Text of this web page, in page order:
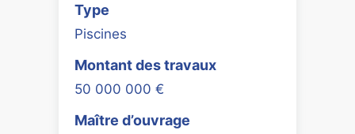
Type
Piscines
Montant des travaux
50 000 000 €
Maître d’ouvrage